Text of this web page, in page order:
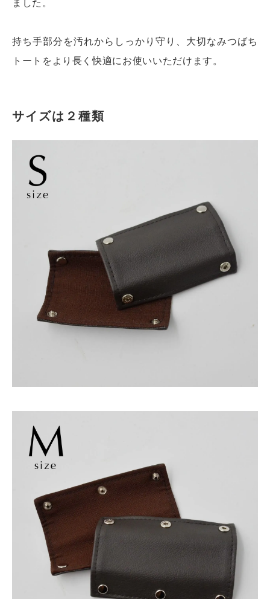
ました。
持ち手部分を汚れからしっかり守り、大切なみつばち
トートをより長く快適にお使いいただけます。
サイズは２種類